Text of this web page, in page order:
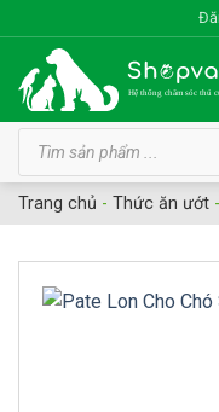
qua
nội
dung
Tìm
kiếm
phẩm
Trang chủ - Thức ăn ướt -